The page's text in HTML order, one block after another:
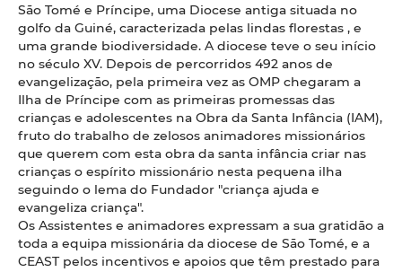
São Tomé e Príncipe, uma Diocese antiga situada no
golfo da Guiné, caracterizada pelas lindas florestas , e
uma grande biodiversidade. A diocese teve o seu início
no século XV. Depois de percorridos 492 anos de
evangelização, pela primeira vez as OMP chegaram a
Ilha de Príncipe com as primeiras promessas das
crianças e adolescentes na Obra da Santa Infância (IAM),
fruto do trabalho de zelosos animadores missionários
que querem com esta obra da santa infância criar nas
crianças o espírito missionário nesta pequena ilha
seguindo o lema do Fundador "criança ajuda e
evangeliza criança".
Os Assistentes e animadores expressam a sua gratidão a
toda a equipa missionária da diocese de São Tomé, e a
CEAST pelos incentivos e apoios que têm prestado para